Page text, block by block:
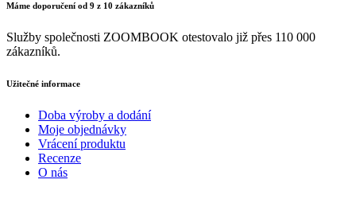
Máme doporučení od 9 z 10 zákazníků
Služby společnosti ZOOMBOOK otestovalo již přes 110 000
zákazníků.
Užitečné informace
Doba výroby a dodání
Moje objednávky
Vrácení produktu
Recenze
O nás